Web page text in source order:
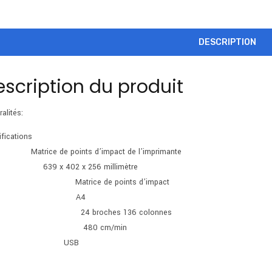
DESCRIPTION
du produit
Matrice de points d’impact de l’imprimante
639 x 402 x 256 millimètre
Matrice de points d’impact
A4
24 broches 136 colonnes
480 cm/min
USB